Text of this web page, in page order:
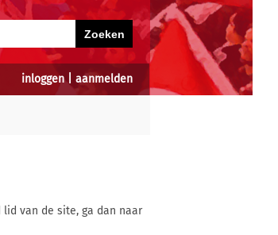
inloggen| aanmelden
van de site, ga dan naar